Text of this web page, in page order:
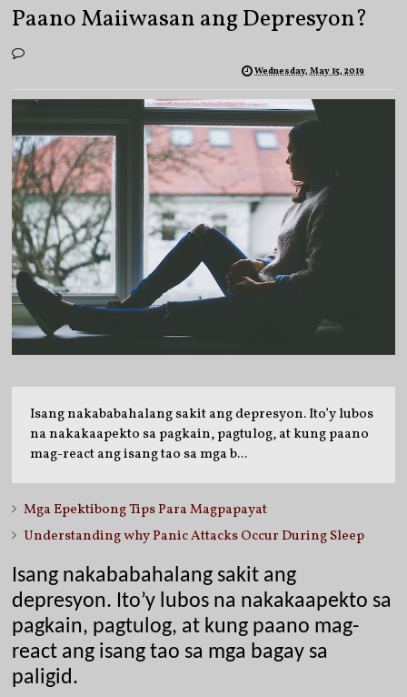
Paano Maiiwasan ang Depresyon?
Wednesday, May 15, 2019
Isang nakababahalang sakit ang depresyon. Ito’y lubos
na nakakaapekto sa pagkain, pagtulog, at kung paano
mag-react ang isang tao sa mga b...
Mga Epektibong Tips Para Magpapayat
Understanding why Panic Attacks Occur During Sleep
Isang nakababahalang sakit ang
depresyon. Ito’y lubos na nakakaapekto sa
pagkain, pagtulog, at kung paano mag-
react ang isang tao sa mga bagay sa
paligid.